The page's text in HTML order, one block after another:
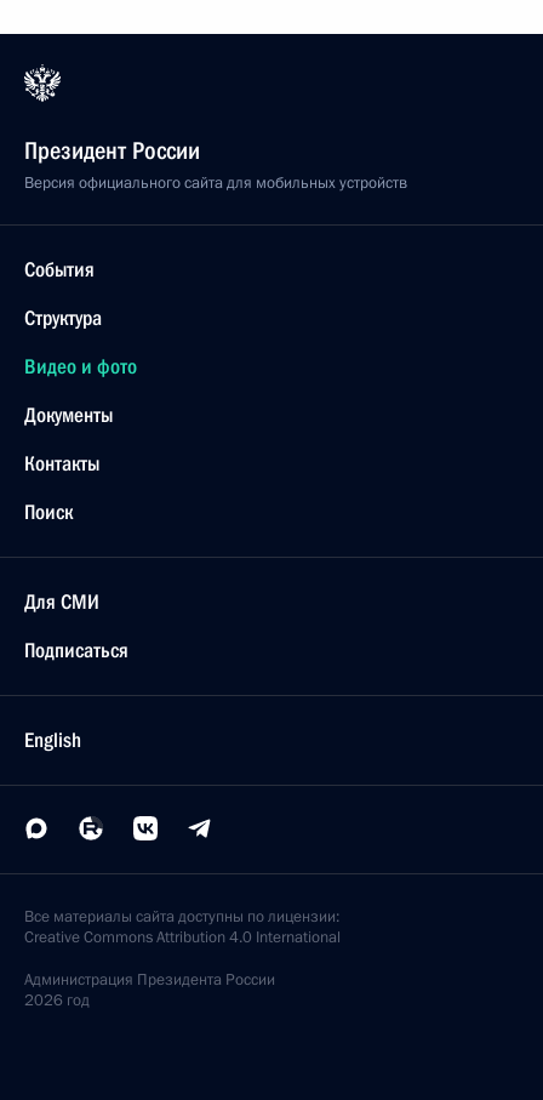
Президент России
Версия официального сайта для мобильных устройств
События
Структура
Видео и фото
Документы
Контакты
Поиск
Для СМИ
Подписаться
English
Все материалы сайта доступны по лицензии:
Creative Commons Attribution 4.0 International
Администрация Президента России
2026 год